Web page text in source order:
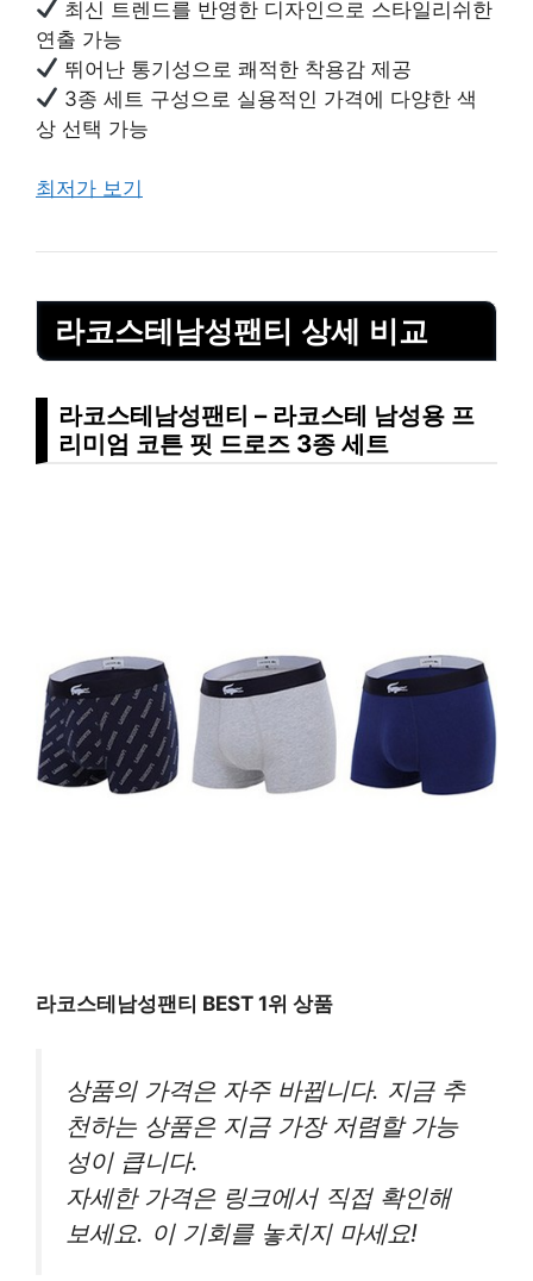
최신 트렌드를 반영한 디자인으로 스타일리쉬한
연출 가능
뛰어난 통기성으로 쾌적한 착용감 제공
3종 세트 구성으로 실용적인 가격에 다양한 색
상 선택 가능
최저가 보기
라코스테남성팬티 상세 비교
라코스테남성팬티 – 라코스테 남성용 프
리미엄 코튼 핏 드로즈 3종 세트
라코스테남성팬티 BEST 1위 상품
상품의 가격은 자주 바뀝니다. 지금 추
천하는 상품은 지금 가장 저렴할 가능
성이 큽니다.
자세한 가격은 링크에서 직접 확인해
보세요. 이 기회를 놓치지 마세요!